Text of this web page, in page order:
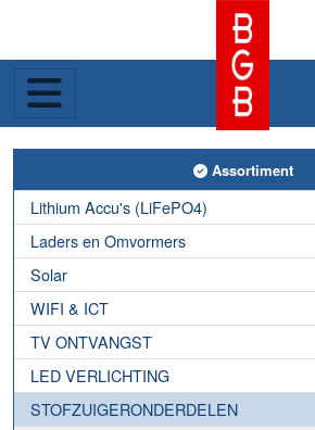
Toggle Assortiment
Assortiment
Lithium Accu's (LiFePO4)
Laders en Omvormers
Solar
WIFI & ICT
TV ONTVANGST
LED VERLICHTING
STOFZUIGERONDERDELEN